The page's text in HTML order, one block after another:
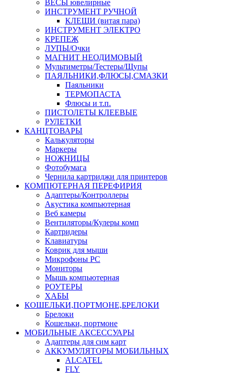
ВЕСЫ ювелирные
ИНСТРУМЕНТ РУЧНОЙ
КЛЕЩИ (витая пара)
ИНСТРУМЕНТ ЭЛЕКТРО
КРЕПЕЖ
ЛУПЫ/Очки
МАГНИТ НЕОДИМОВЫЙ
Мультиметры/Тестеры/Щупы
ПАЯЛЬНИКИ,ФЛЮСЫ,СМАЗКИ
Паяльники
ТЕРМОПАСТА
Флюсы и т.п.
ПИСТОЛЕТЫ КЛЕЕВЫЕ
РУЛЕТКИ
КАНЦТОВАРЫ
Калькуляторы
Маркеры
НОЖНИЦЫ
Фотобумага
Чернила картриджи для принтеров
КОМПЮТЕРНАЯ ПЕРЕФИРИЯ
Адаптеры/Контроллеры
Акустика компьютерная
Веб камеры
Вентиляторы/Кулеры комп
Картридеры
Клавиатуры
Коврик для мыши
Микрофоны PC
Мониторы
Мышь компьютерная
РОУТЕРЫ
ХАБЫ
КОШЕЛЬКИ,ПОРТМОНЕ,БРЕЛОКИ
Брелоки
Кошельки, портмоне
МОБИЛЬНЫЕ АКСЕССУАРЫ
Адаптеры для сим карт
АККУМУЛЯТОРЫ МОБИЛЬНЫХ
ALCATEL
FLY